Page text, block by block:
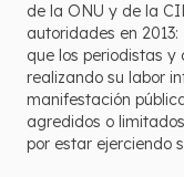
de la ONU y de la
autoridades en
que los periodistas y
realizando su labor
manifestación
agredidos o
por estar ejerciendo